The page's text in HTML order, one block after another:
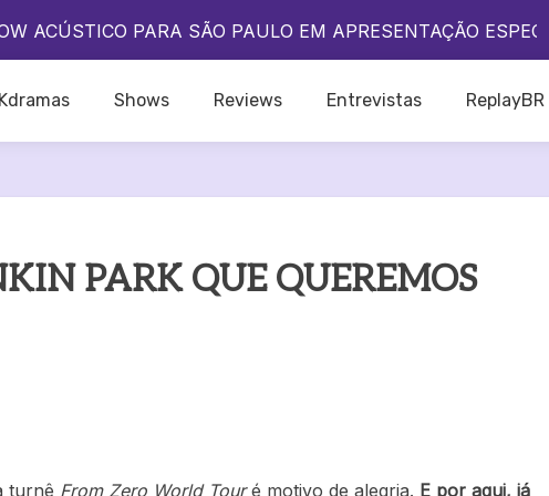
ACÚSTICO PARA SÃO PAULO EM APRESENTAÇÃO
DO IKON NO BRASIL?
QUE O POP BRASILEIRO VIVE UM DOS SEUS
Kdramas Shows Reviews Entrevistas ReplayBR
PARK QUE QUEREMOS
turnê From Zero World Touré motivo de alegria. E por aqui, já